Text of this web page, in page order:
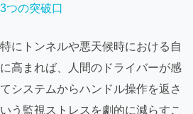
つの突破口
にトンネルや悪天候時における自
高まれば、人間のドライバーが感
システムからハンドル操作を返さ
う監視ストレスを劇的に減らすこ